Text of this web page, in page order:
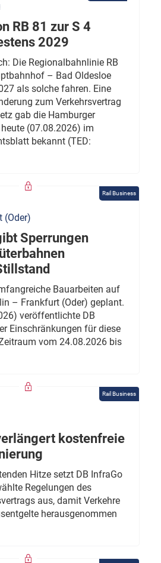
RB 81 zur S 4
2029
Die Regionalbahnlinie RB
– Bad Oldesloe
als solche fahren. Eine
zum Verkehrsvertrag
gab die Hamburger
(07.08.2026) im
bekannt (TED:
Rail Business
(Oder)
Sperrungen
Bauarbeiten auf
– Frankfurt (Oder) geplant.
veröffentlichte DB
Einschränkungen für diese
vom 24.08.2026 bis
Rail Business
kostenfreie
Hitze setzt DB InfraGo
Regelungen des
aus, damit Verkehre
herausgenommen